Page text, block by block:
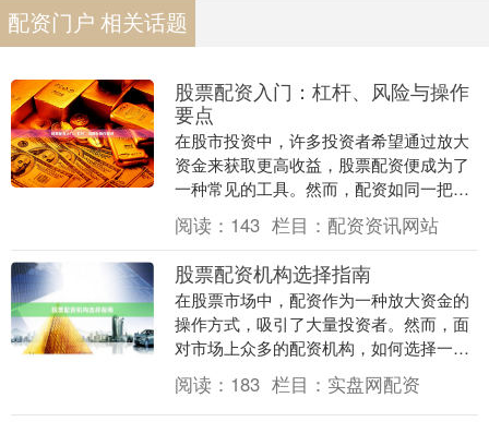
配资门户 相关话题
股票配资入门：杠杆、风险与操作
要点
在股市投资中，许多投资者希望通过放大
资金来获取更高收益，股票配资便成为了
一种常见的工具。然而，配资如同一把双
刃剑，在放大收益的同时也放大了风险。
本文将深入解析股....
阅读： 143 栏目： 配资资讯网站
股票配资机构选择指南
在股票市场中，配资作为一种放大资金的
操作方式，吸引了大量投资者。然而，面
对市场上众多的配资机构，如何选择一家
安全、合规、服务优质的平台，成为投资
者必须面对的关键....
阅读： 183 栏目： 实盘网配资